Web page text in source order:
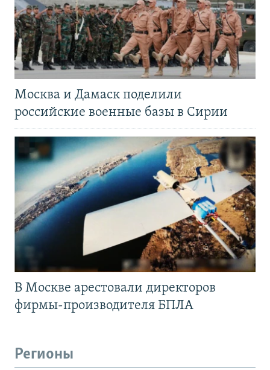
Москва и Дамаск поделили
российские военные базы в Сирии
В Москве арестовали директоров
фирмы-производителя БПЛА
Регионы